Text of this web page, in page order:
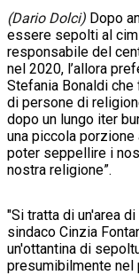
(Dario Dolci) Dopo
essere sepolti al
responsabile del
nel 2020, l’allora
Stefania Bonaldi che
di persone di
dopo un lungo iter
una piccola
poter seppellire i
nostra religione”.
"Si tratta di un'area
sindaco Cinzia
un'ottantina di
presumibilmente nel